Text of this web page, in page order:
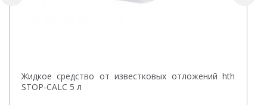
Жидкое средство от известковых отложений hth
STOP-CALC 5 л